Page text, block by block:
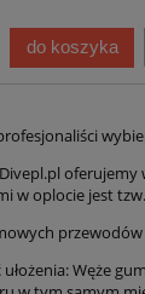
do koszyka
oferujemy
w oplocie jest
Węże